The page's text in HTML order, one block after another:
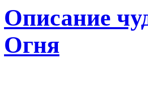
Описание
Огня